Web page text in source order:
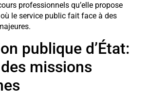
professionnels qu’elle propose
le service public fait face à des
publique d’État:
missions